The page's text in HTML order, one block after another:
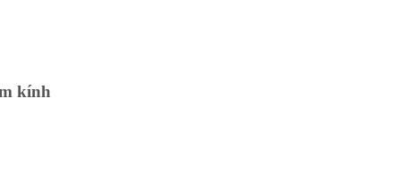
kính